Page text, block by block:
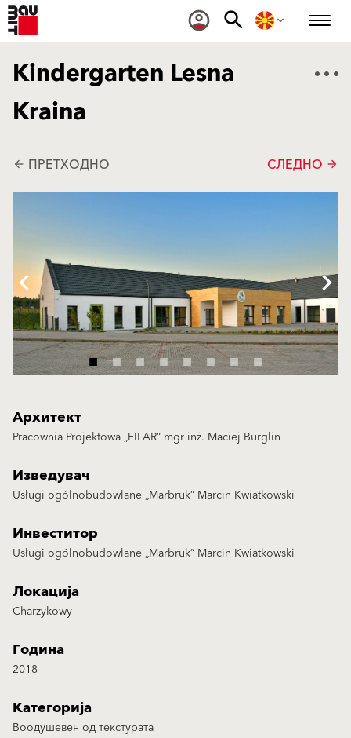
Kindergarten Lesna
Kraina
arrow_back ПРЕТХОДНО СЛЕДНО arrow_forward
Архитект
Pracownia Projektowa „FILAR” mgr inż. Maciej Burglin
Изведувач
Usługi ogólnobudowlane „Marbruk” Marcin Kwiatkowski
Инвеститор
Usługi ogólnobudowlane „Marbruk” Marcin Kwiatkowski
Локација
Charzykowy
Година
2018
Категорија
Воодушевен од текстурата